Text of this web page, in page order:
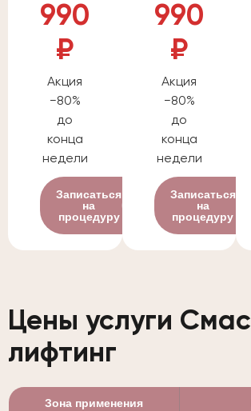
990
₽
Акция
−80%
до
конца
недели
Записаться
на
процедуру
990
₽
Акция
−80%
до
конца
недели
Записаться
на
процедуру
Цены услуги Смас
лифтинг
Зона применения